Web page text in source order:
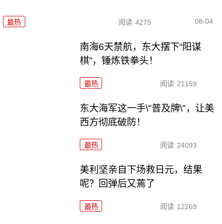
最热 阅读 4275 08-04
南海6天禁航，东大摆下“阳谋
棋”，锤炼铁拳头！
最热 阅读 21159
东大海军这一手\"普及牌\"，让美
西方彻底破防！
最热 阅读 24093
美利坚亲自下场救日元，结果
呢？回弹后又蔫了
最热 阅读 12269